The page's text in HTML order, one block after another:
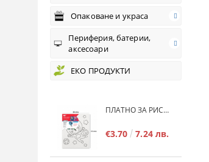
Опаковане и украса
Периферия, батерии,
аксесоари
ЕКО ПРОДУКТИ
ПЛАТНО ЗА РИСУВАНЕ MP ARTIX С РАМКА КОСМОНАВТ, 280 G/M², 20Х25 СМ.
€3.70 7.24 лв.